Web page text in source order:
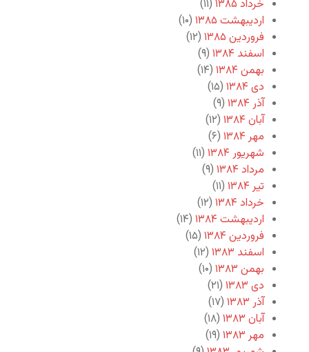
خرداد ۱۳۸۵
(۱۱)
اردیبهشت ۱۳۸۵
(۱۰)
فروردین ۱۳۸۵
(۱۲)
اسفند ۱۳۸۴
(۹)
بهمن ۱۳۸۴
(۱۴)
دی ۱۳۸۴
(۱۵)
آذر ۱۳۸۴
(۹)
آبان ۱۳۸۴
(۱۲)
مهر ۱۳۸۴
(۶)
شهریور ۱۳۸۴
(۱۱)
مرداد ۱۳۸۴
(۹)
تیر ۱۳۸۴
(۱۱)
خرداد ۱۳۸۴
(۱۲)
اردیبهشت ۱۳۸۴
(۱۴)
فروردین ۱۳۸۴
(۱۵)
اسفند ۱۳۸۳
(۱۲)
بهمن ۱۳۸۳
(۱۰)
دی ۱۳۸۳
(۲۱)
آذر ۱۳۸۳
(۱۷)
آبان ۱۳۸۳
(۱۸)
مهر ۱۳۸۳
(۱۹)